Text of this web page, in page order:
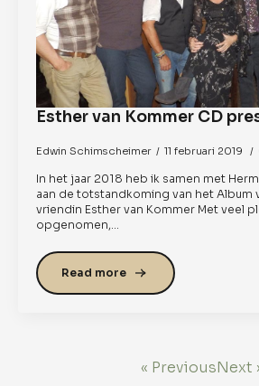
Esther van Kommer CD
Edwin Schimscheimer 11 februari 2019
In het jaar 2018 heb ik samen met
aan de totstandkoming van het Album
vriendin Esther van Kommer Met veel
opgenomen,…
Read more
« PreviousNext